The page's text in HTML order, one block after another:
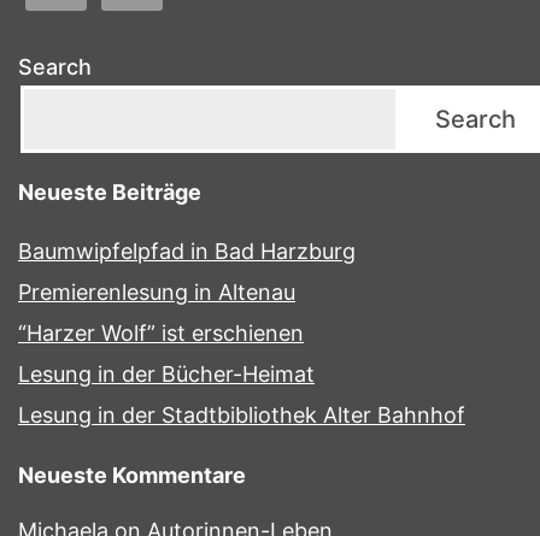
Search
Search
Neueste Beiträge
Baumwipfelpfad in Bad Harzburg
Premierenlesung in Altenau
“Harzer Wolf” ist erschienen
Lesung in der Bücher-Heimat
Lesung in der Stadtbibliothek Alter Bahnhof
Neueste Kommentare